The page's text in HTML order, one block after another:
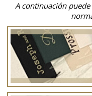
A continuación